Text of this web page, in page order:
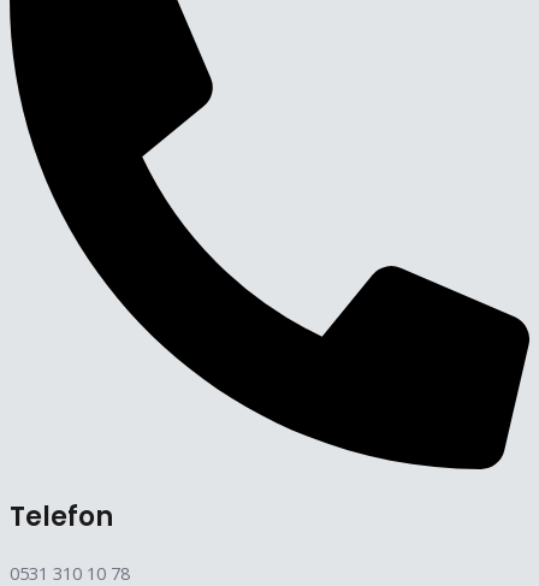
Telefon
0531 310 10 78